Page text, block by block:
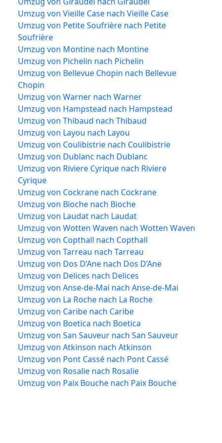
Umzug von Vieille Case nach Vieille Case
Umzug von Petite Soufrière nach Petite
Soufrière
Umzug von Montine nach Montine
Umzug von Pichelin nach Pichelin
Umzug von Bellevue Chopin nach Bellevue
Chopin
Umzug von Warner nach Warner
Umzug von Hampstead nach Hampstead
Umzug von Thibaud nach Thibaud
Umzug von Layou nach Layou
Umzug von Coulibistrie nach Coulibistrie
Umzug von Dublanc nach Dublanc
Umzug von Riviere Cyrique nach Riviere
Cyrique
Umzug von Cockrane nach Cockrane
Umzug von Bioche nach Bioche
Umzug von Laudat nach Laudat
Umzug von Wotten Waven nach Wotten Waven
Umzug von Copthall nach Copthall
Umzug von Tarreau nach Tarreau
Umzug von Dos D’Ane nach Dos D’Ane
Umzug von Delices nach Delices
Umzug von Anse-de-Mai nach Anse-de-Mai
Umzug von La Roche nach La Roche
Umzug von Caribe nach Caribe
Umzug von Boetica nach Boetica
Umzug von San Sauveur nach San Sauveur
Umzug von Atkinson nach Atkinson
Umzug von Pont Cassé nach Pont Cassé
Umzug von Rosalie nach Rosalie
Umzug von Paix Bouche nach Paix Bouche